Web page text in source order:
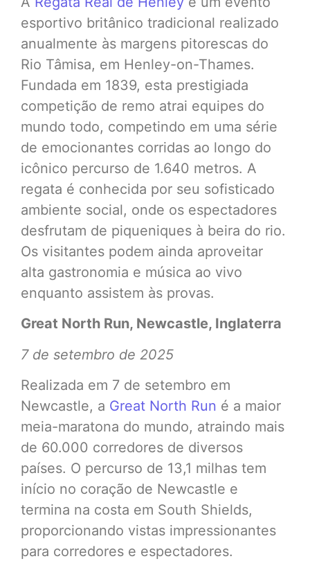
esportivo britânico tradicional realizado
anualmente às margens pitorescas do
Rio Tâmisa, em Henley-on-Thames.
Fundada em 1839, esta prestigiada
competição de remo atrai equipes do
mundo todo, competindo em uma série
de emocionantes corridas ao longo do
icônico percurso de 1.640 metros. A
regata é conhecida por seu sofisticado
ambiente social, onde os espectadores
desfrutam de piqueniques à beira do rio.
Os visitantes podem ainda aproveitar
alta gastronomia e música ao vivo
enquanto assistem às provas.
Great North Run, Newcastle, Inglaterra
7 de setembro de 2025
Realizada em 7 de setembro em
Newcastle, a Great North Run é a maior
meia-maratona do mundo, atraindo mais
de 60.000 corredores de diversos
países. O percurso de 13,1 milhas tem
início no coração de Newcastle e
termina na costa em South Shields,
proporcionando vistas impressionantes
para corredores e espectadores.